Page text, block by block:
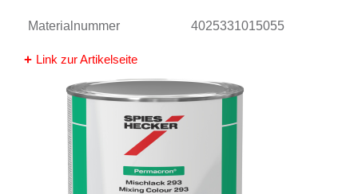
Materialnummer 4025331015055
Link zur Artikelseite